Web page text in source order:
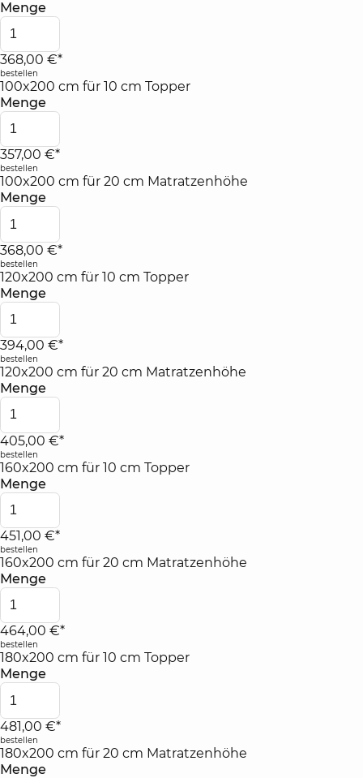
Menge
368,00 €*
bestellen
100x200 cm für 10 cm Topper
Menge
357,00 €*
bestellen
100x200 cm für 20 cm Matratzenhöhe
Menge
368,00 €*
bestellen
120x200 cm für 10 cm Topper
Menge
394,00 €*
bestellen
120x200 cm für 20 cm Matratzenhöhe
Menge
405,00 €*
bestellen
160x200 cm für 10 cm Topper
Menge
451,00 €*
bestellen
160x200 cm für 20 cm Matratzenhöhe
Menge
464,00 €*
bestellen
180x200 cm für 10 cm Topper
Menge
481,00 €*
bestellen
180x200 cm für 20 cm Matratzenhöhe
Menge